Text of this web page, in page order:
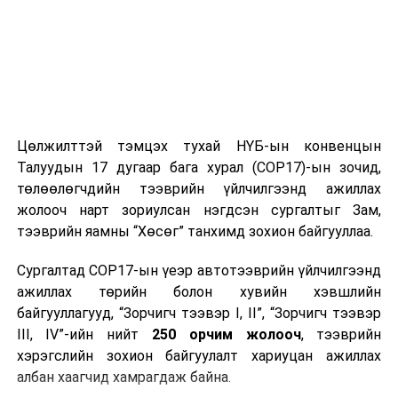
Цөлжилттэй тэмцэх тухай НҮБ-ын конвенцын
Талуудын 17 дугаар бага хурал (COP17)-ын зочид,
төлөөлөгчдийн тээврийн үйлчилгээнд ажиллах
жолооч нарт зориулсан нэгдсэн сургалтыг Зам,
тээврийн яамны “Хөсөг” танхимд зохион байгууллаа.
Сургалтад COP17-ын үеэр автотээврийн үйлчилгээнд
ажиллах төрийн болон хувийн хэвшлийн
байгууллагууд, “Зорчигч тээвэр I, II”, “Зорчигч тээвэр
III, IV”-ийн нийт 250 орчим жолооч, тээврийн
хэрэгслийн зохион байгуулалт хариуцан ажиллах
албан хаагчид хамрагдаж байна.